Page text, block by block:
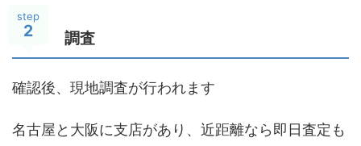
step
2 調査
確認後、現地調査が行われます
名古屋と大阪に支店があり、近距離なら即日査定も